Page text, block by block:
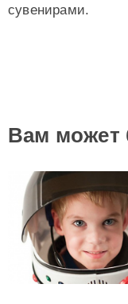
сувенирами.
Вам может